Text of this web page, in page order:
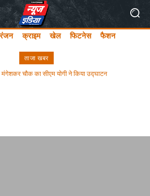
क्राइम खेल फिटनेस फैशन
ताजा खबर
मंगेशकर चौक का सीएम योगी ने किया उद्घाटन